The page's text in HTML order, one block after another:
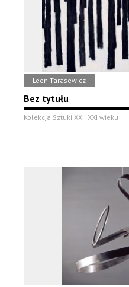
Leon Tarasewicz
Bez tytułu
Kolekcja Sztuki XX i XXI wieku